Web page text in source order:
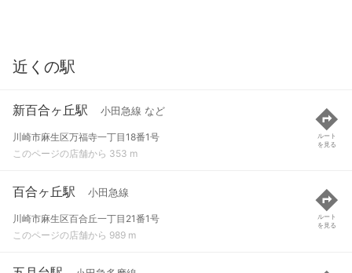
近くの駅
新百合ヶ丘駅 小田急線 など
川崎市麻生区万福寺一丁目18番1号
このページの店舗から 353 m
ルート
を見る
百合ヶ丘駅 小田急線
川崎市麻生区百合丘一丁目21番1号
このページの店舗から 989 m
ルート
を見る